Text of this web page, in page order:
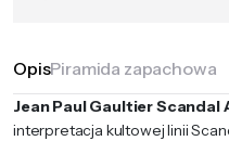
OpisPiramida zapachowa
Jean Paul Gaultier Scandal
interpretacja kultowej linii